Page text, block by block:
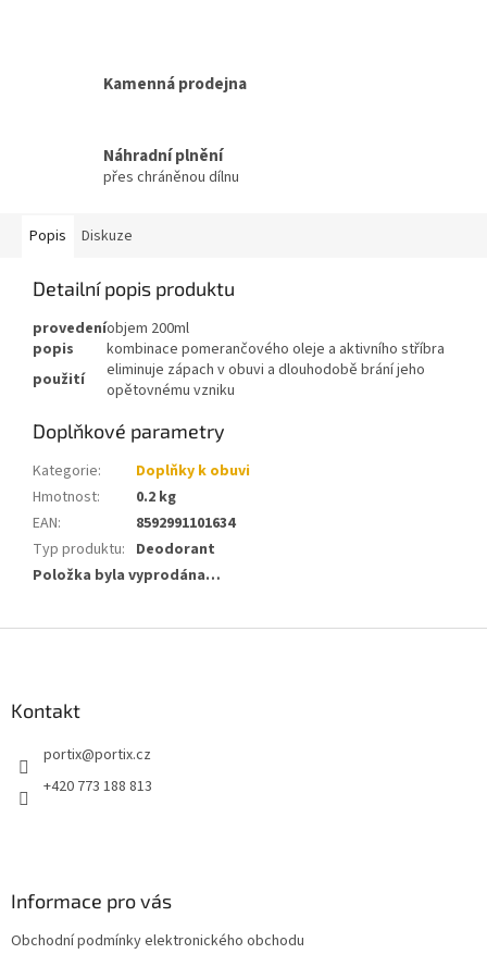
Kamenná prodejna
Náhradní plnění
přes chráněnou dílnu
Popis Diskuze
Detailní popis produktu
provedeníobjem 200ml
popis
kombinace pomerančového oleje a aktivního stříbra
použití
eliminuje zápach v obuvi a dlouhodobě brání jeho
opětovnému vzniku
Doplňkové parametry
Kategorie:
Doplňky k obuvi
Hmotnost:
0.2 kg
EAN:
8592991101634
Typ produktu: Deodorant
Položka byla vyprodána…
Kontakt
portix@portix.cz
+420 773 188 813
Informace pro vás
Obchodní podmínky elektronického obchodu